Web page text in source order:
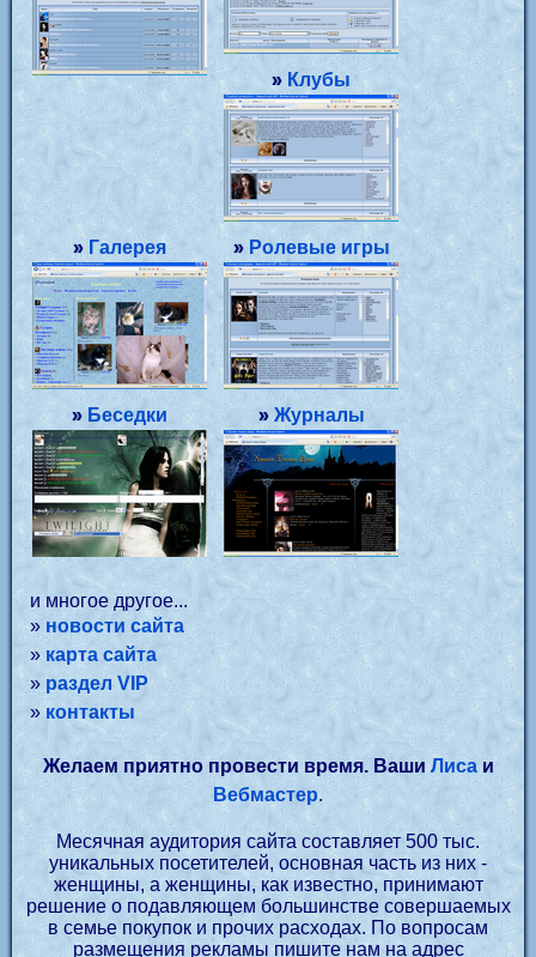
» Клубы
» Галерея » Ролевые игры
» Беседки » Журналы
и многое другое...
»новости сайта
» карта сайта
» раздел VIP
»контакты
Желаем приятно провести время. ВашиЛисаи
Вебмастер.
Месячная аудитория сайта составляет 500 тыс.
уникальных посетителей, основная часть из них -
женщины, а женщины, как известно, принимают
решение о подавляющем большинстве совершаемых
в семье покупок и прочих расходах. По вопросам
размещения рекламы пишите нам на адрес